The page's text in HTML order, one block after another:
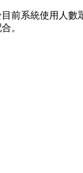
前系統使用人
。